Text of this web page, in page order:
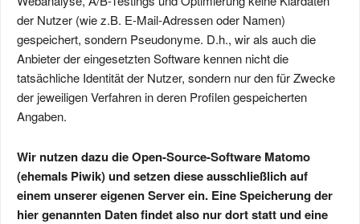
der Nutzer (wie z.B. E-Mail-Adressen oder Namen)
gespeichert, sondern Pseudonyme. D.h., wir als auch die
Anbieter der eingesetzten Software kennen nicht die
tatsächliche Identität der Nutzer, sondern nur den für Zwecke
der jeweiligen Verfahren in deren Profilen gespeicherten
Angaben.
Wir nutzen dazu die Open-Source-Software Matomo
(ehemals Piwik) und setzen diese ausschließlich auf
einem unserer eigenen Server ein. Eine Speicherung der
hier genannten Daten findet also nur dort statt und eine